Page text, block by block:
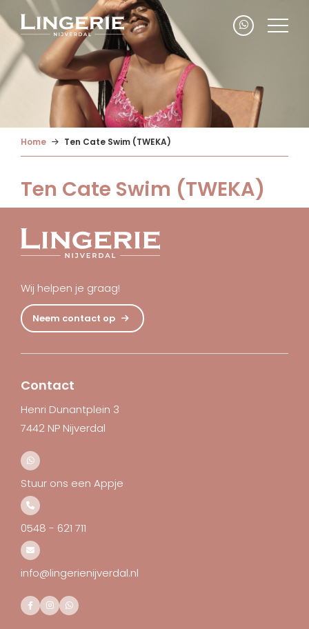
Home Ten Cate Swim (TWEKA)
Ten Cate Swim (TWEKA)
Wij helpen je graag!
Neem contact op
Contact
Henri Dunantplein 3
7442 NP Nijverdal
Stuur ons een Appje
0548 - 621 711
info@lingerienijverdal.nl